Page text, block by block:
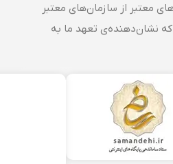
از سازمان‌های معتبر
تعهد ما به